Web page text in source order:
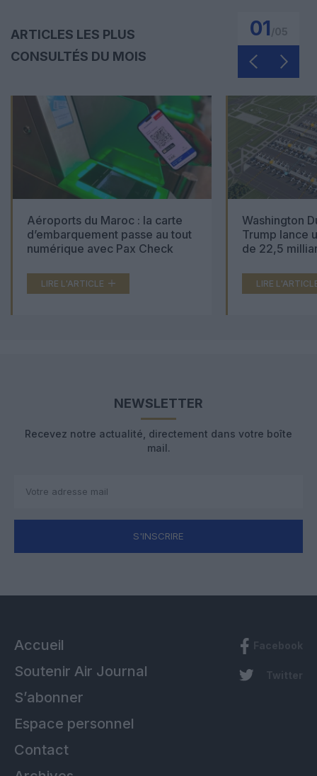
ARTICLES LES PLUS
CONSULTÉS DU MOIS
01
Aéroports du Maroc : la carte
d’embarquement passe au tout
numérique avec Pax Check
LIRE L'ARTICLE
Washington
Trump lance
de 22,5
LIRE
NEWSLETTER
Recevez notre actualité, directement dans votre boîte
mail.
S'INSCRIRE
Accueil
Soutenir Air Journal
S’abonner
Espace personnel
Contact